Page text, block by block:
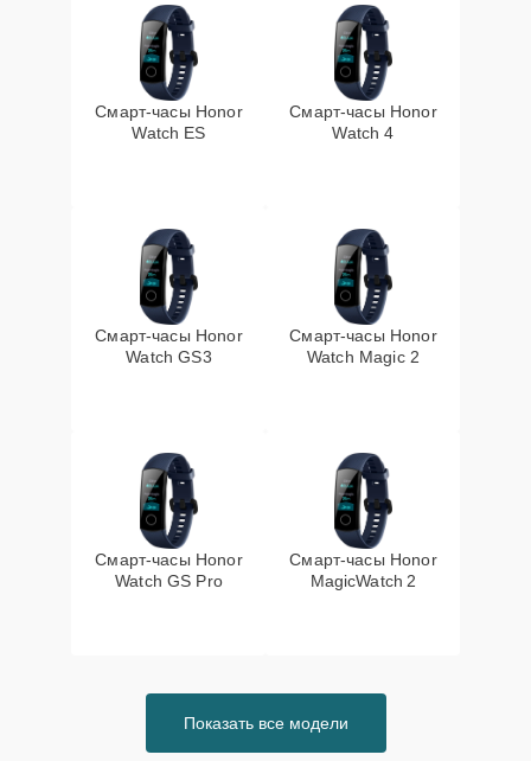
Смарт-часы Honor
Watch ES
Смарт-часы Honor
Watch 4
Смарт-часы Honor
Watch GS3
Смарт-часы Honor
Watch Magic 2
Смарт-часы Honor
Watch GS Pro
Смарт-часы Honor
MagicWatch 2
Показать все модели